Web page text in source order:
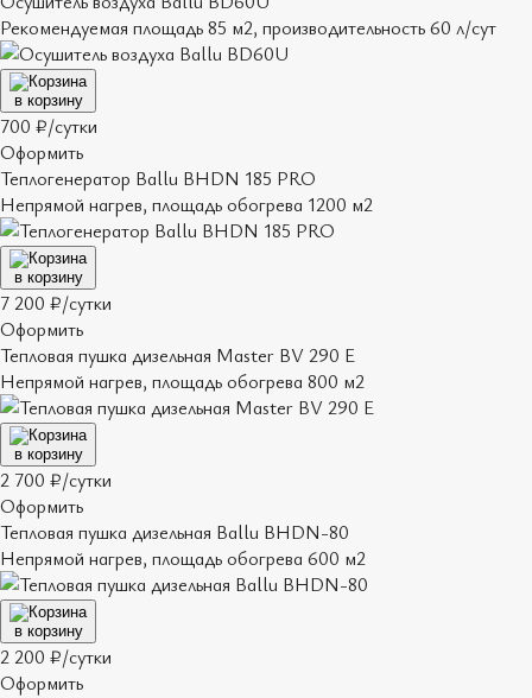
Рекомендуемая площадь 85 м2, производительность 60 л/сут
в корзину
700 ₽/сутки
Оформить
Теплогенератор Ballu BHDN 185 PRO
Непрямой нагрев, площадь обогрева 1200 м2
в корзину
7 200 ₽/сутки
Оформить
Тепловая пушка дизельная Master BV 290 E
Непрямой нагрев, площадь обогрева 800 м2
в корзину
2 700 ₽/сутки
Оформить
Тепловая пушка дизельная Ballu BHDN-80
Непрямой нагрев, площадь обогрева 600 м2
в корзину
2 200 ₽/сутки
Оформить